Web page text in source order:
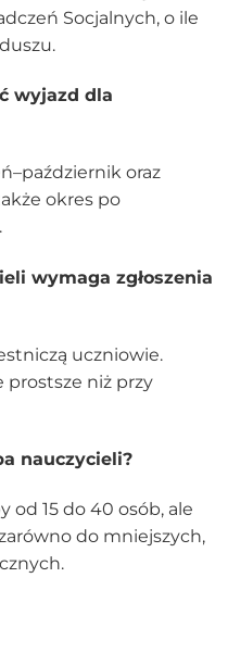
Socjalnych, o ile
wyjazd dla
oraz
okres po
wymaga zgłoszenia
uczniowie.
prostsze niż przy
nauczycieli?
od 15 do 40 osób, ale
do mniejszych,